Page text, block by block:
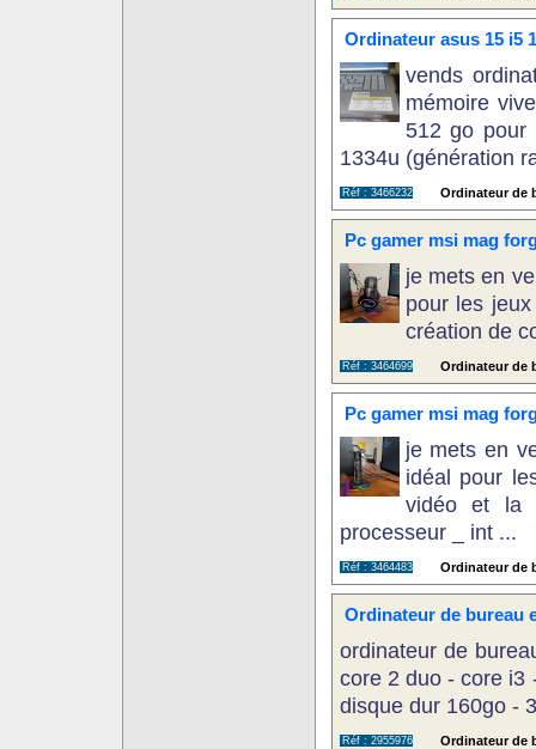
Ordinateur asus 15 i5
vends
mémoire
512 go pour
1334u (génération
Réf : 3466232 Ordinateur de
Pc gamer msi mag
je mets en
pour les
création de
Réf : 3464699 Ordinateur de
Pc gamer msi mag
je mets en
idéal pour
vidéo et la
processeur _ int ...
Réf : 3464483 Ordinateur de
Ordinateur de bureau
ordinateur de
core 2 duo - core i3
disque dur 160go -
Réf : 2955976 Ordinateur de